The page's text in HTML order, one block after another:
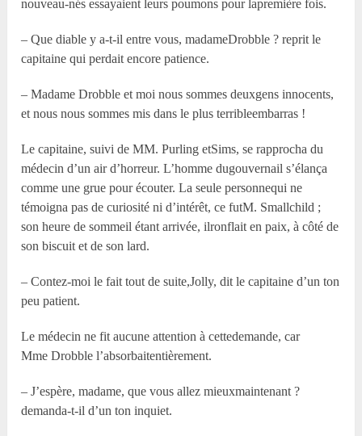
nouveau-nés essayaient leurs poumons pour lapremière fois.
– Que diable y a-t-il entre vous, madameDrobble ? reprit le
capitaine qui perdait encore patience.
– Madame Drobble et moi nous sommes deuxgens innocents,
et nous nous sommes mis dans le plus terribleembarras !
Le capitaine, suivi de MM. Purling etSims, se rapprocha du
médecin d’un air d’horreur. L’homme dugouvernail s’élança
comme une grue pour écouter. La seule personnequi ne
témoigna pas de curiosité ni d’intérêt, ce futM. Smallchild ;
son heure de sommeil étant arrivée, ilronflait en paix, à côté de
son biscuit et de son lard.
– Contez-moi le fait tout de suite,Jolly, dit le capitaine d’un ton
peu patient.
Le médecin ne fit aucune attention à cettedemande, car
Mme Drobble l’absorbaitentièrement.
– J’espère, madame, que vous allez mieuxmaintenant ?
demanda-t-il d’un ton inquiet.